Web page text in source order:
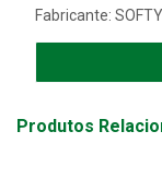
Fabricante:
Produtos